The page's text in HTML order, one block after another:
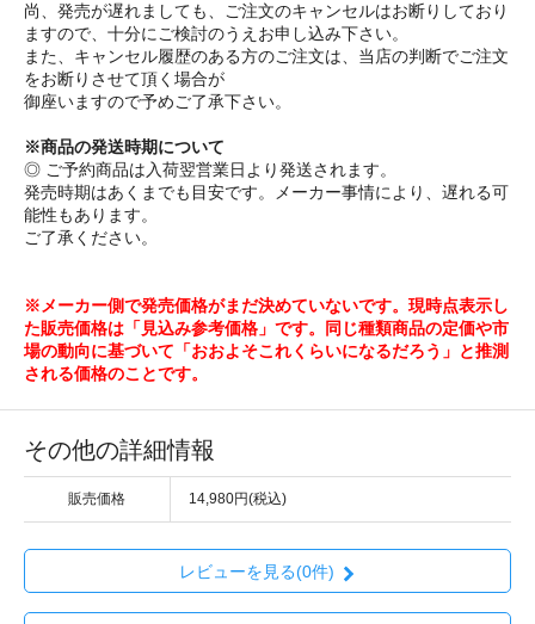
尚、発売が遅れましても、ご注文のキャンセルはお断りしており
ますので、十分にご検討のうえお申し込み下さい。
また、キャンセル履歴のある方のご注文は、当店の判断でご注文
をお断りさせて頂く場合が
御座いますので予めご了承下さい。
※商品の発送時期について
◎ ご予約商品は入荷翌営業日より発送されます。
発売時期はあくまでも目安です。メーカー事情により、遅れる可
能性もあります。
ご了承ください。
※メーカー側で発売価格がまだ決めていないです。現時点表示し
た販売価格は「見込み参考価格」です。同じ種類商品の定価や市
場の動向に基づいて「おおよそこれくらいになるだろう」と推測
される価格のことです。
その他の詳細情報
販売価格 14,980円(税込)
レビューを見る(0件)